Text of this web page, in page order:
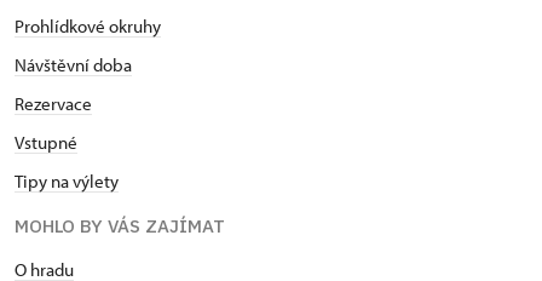
Prohlídkové okruhy
Návštěvní doba
Rezervace
Vstupné
Tipy na výlety
MOHLO BY VÁS ZAJÍMAT
O hradu